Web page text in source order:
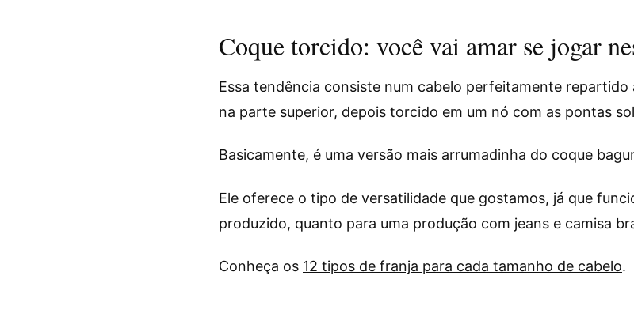
Coque torcido: você vai amar se jogar
Essa tendência consiste num cabelo perfeitamente
na parte superior, depois torcido em um nó com as pontas
Basicamente, é uma versão mais arrumadinha do coque
Ele oferece o tipo de versatilidade que gostamos, já que
produzido, quanto para uma produção com jeans e camisa
Conheça os 12 tipos de franja para cada tamanho de cabelo.